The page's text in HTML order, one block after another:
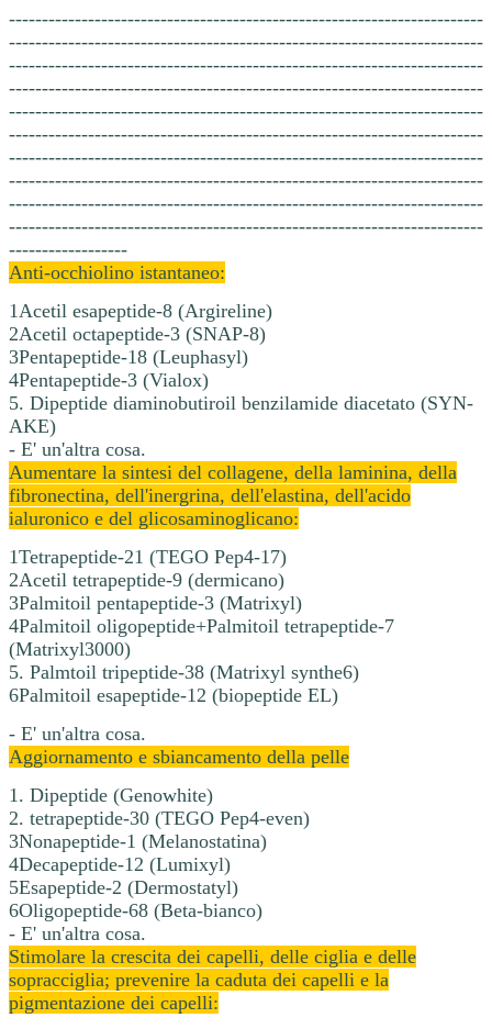
------------------------------------------------------------------------
------------------------------------------------------------------------
------------------------------------------------------------------------
------------------------------------------------------------------------
------------------------------------------------------------------------
------------------------------------------------------------------------
------------------------------------------------------------------------
------------------------------------------------------------------------
------------------------------------------------------------------------
------------------------------------------------------------------------
------------------
Anti-occhiolino istantaneo:
1Acetil esapeptide-8 (Argireline)
2Acetil octapeptide-3 (SNAP-8)
3Pentapeptide-18 (Leuphasyl)
4Pentapeptide-3 (Vialox)
5. Dipeptide diaminobutiroil benzilamide diacetato (SYN-
AKE)
- E' un'altra cosa.
Aumentare la sintesi del collagene, della laminina, della
fibronectina, dell'inergrina, dell'elastina, dell'acido
ialuronico e del glicosaminoglicano:
1Tetrapeptide-21 (TEGO Pep4-17)
2Acetil tetrapeptide-9 (dermicano)
3Palmitoil pentapeptide-3 (Matrixyl)
4Palmitoil oligopeptide+Palmitoil tetrapeptide-7
(Matrixyl3000)
5. Palmtoil tripeptide-38 (Matrixyl synthe6)
6Palmitoil esapeptide-12 (biopeptide EL)
- E' un'altra cosa.
Aggiornamento e sbiancamento della pelle
1. Dipeptide (Genowhite)
2. tetrapeptide-30 (TEGO Pep4-even)
3Nonapeptide-1 (Melanostatina)
4Decapeptide-12 (Lumixyl)
5Esapeptide-2 (Dermostatyl)
6Oligopeptide-68 (Beta-bianco)
- E' un'altra cosa.
Stimolare la crescita dei capelli, delle ciglia e delle
sopracciglia; prevenire la caduta dei capelli e la
pigmentazione dei capelli: